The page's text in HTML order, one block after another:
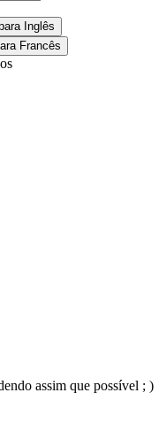
assim que possível ; )